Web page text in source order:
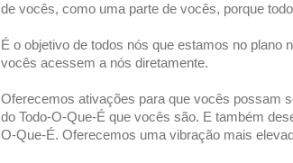
de vocês, como uma parte de vocês, porque
É o objetivo de todos nós que estamos no
vocês acessem a nós diretamente.
Oferecemos ativações para que vocês possam
do Todo-O-Que-É que vocês são. E também
O-Que-É. Oferecemos uma vibração mais